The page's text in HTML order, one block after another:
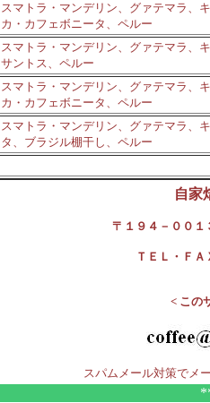
スマトラ・マンデリン、グァテマラ、
カ・カフェボニータ、ペルー
スマトラ・マンデリン、グァテマラ、
サントス、ペルー
スマトラ・マンデリン、グァテマラ、
カ・カフェボニータ、ペルー
スマトラ・マンデリン、グァテマラ、
タ、ブラジル棚干し、ペルー
自家
〒１９４－００１
ＴＥＬ・Ｆ
< この
スパムメール対策でメ